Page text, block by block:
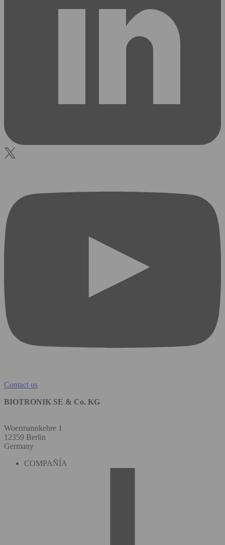
Contact us
BIOTRONIK SE & Co. KG
Woermannkehre 1
12359 Berlin
Germany
COMPAÑÍA